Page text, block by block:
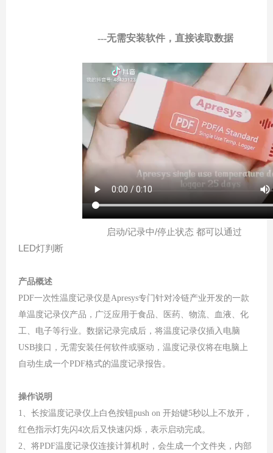
---无需安装软件，直接读取数据
启动/记录中/停止状态 都可以通过
LED灯判断
产品概述
PDF一次性温度记录仪是Apresys专门针对冷链产业开发的一款
单温度记录仪产品，广泛应用于食品、医药、物流、血液、化
工、电子等行业。数据记录完成后，将温度记录仪插入电脑
USB接口，无需安装任何软件或驱动，温度记录仪将在电脑上
自动生成一个PDF格式的温度记录报告。
操作说明
1、 长按温度记录仪上白色按钮push on 开始键5秒以上不放开 ，
红色指示灯先闪4次后又快速闪烁，表示启动完成。
2、将PDF温度记录仪连接计算机时，会生成一个文件夹，内部